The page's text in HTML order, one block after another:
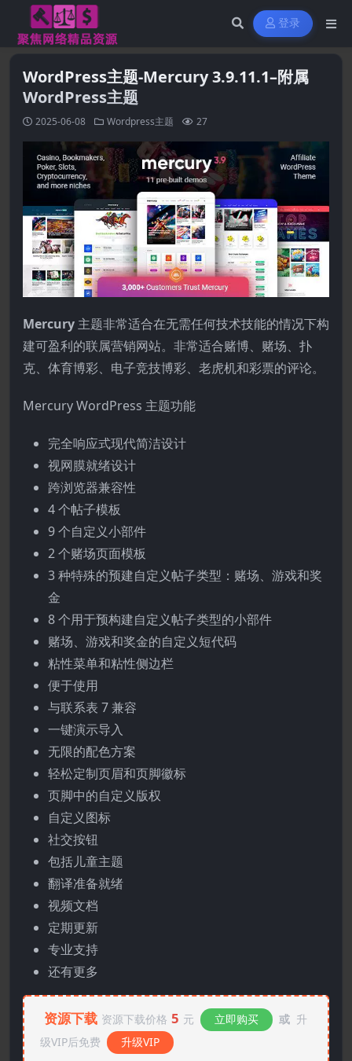
登录
WordPress主题-Mercury 3.9.11.1–附属
WordPress主题
2025-06-08 Wordpress主题 27
Mercury 主题非常适合在无需任何技术技能的情况下构
建可盈利的联属营销网站。非常适合赌博、赌场、扑
克、体育博彩、电子竞技博彩、老虎机和彩票的评论。
Mercury WordPress 主题功能
完全响应式现代简洁设计
视网膜就绪设计
跨浏览器兼容性
4 个帖子模板
9 个自定义小部件
2 个赌场页面模板
3 种特殊的预建自定义帖子类型：赌场、游戏和奖
金
8 个用于预构建自定义帖子类型的小部件
赌场、游戏和奖金的自定义短代码
粘性菜单和粘性侧边栏
便于使用
与联系表 7 兼容
一键演示导入
无限的配色方案
轻松定制页眉和页脚徽标
页脚中的自定义版权
自定义图标
社交按钮
包括儿童主题
翻译准备就绪
视频文档
定期更新
专业支持
还有更多
资源下载 资源下载价格 5 元 立即购买 或 升
级VIP后免费
升级VIP